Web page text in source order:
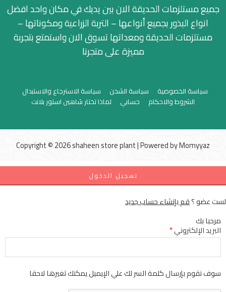
جميع مستلزمات الحديقة الان بين يديك في مكان واحد افضل
انواع البذور بجميع أنواعها – التربة الزراعية ومكوناتها –
مستلزمات الحديقة ومعداتها تسوق الان واستمتع بتجربة
مميزة على متجرنا
سياسة الخصوصية سياسة الشحن
سياسة الاسترجاع والاستبدال
الشروط والاحكام
حسابي لماذا تختار شاهين استور بلانت
Copyright © 2026 shaheen store plant | Powered byMomyyaz
تسجيل الدخول
لست عضو ؟قم بإنشاء حساب جديد
مرحبا بك
البريد الإلكتروني*
سوف نقوم بإرسال كلمة السر لك علي الإيميل يمكنك تغيرها لاحقا